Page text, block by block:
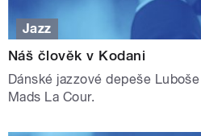
Jazz
Náš člověk v Kodani
Dánské jazzové depeše
Mads La Cour.